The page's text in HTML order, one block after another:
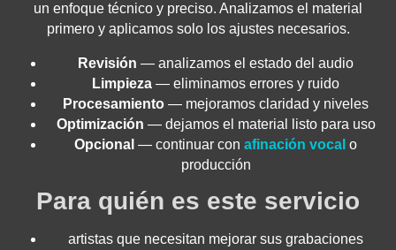
un enfoque técnico y preciso. Analizamos el material
primero y aplicamos solo los ajustes necesarios.
Revisión — analizamos el estado del audio
Limpieza — eliminamos errores y ruido
Procesamiento — mejoramos claridad y niveles
Optimización — dejamos el material listo para uso
Opcional — continuar con afinación vocal o
producción
Para quién es este servicio
artistas que necesitan mejorar sus grabaciones